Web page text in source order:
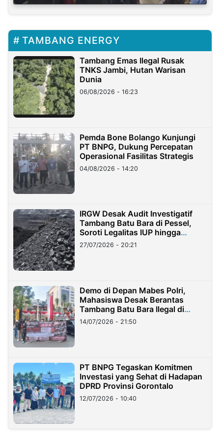
TAMBANG ENERGY
Tambang Emas Ilegal Rusak
TNKS Jambi, Hutan Warisan
Dunia
06/08/2026 - 16:23
Pemda Bone Bolango Kunjungi
PT BNPG, Dukung Percepatan
Operasional Fasilitas Strategis
04/08/2026 - 14:20
IRGW Desak Audit Investigatif
Tambang Batu Bara di Pessel,
Soroti Legalitas IUP hingga
Stockpile
27/07/2026 - 20:21
Demo di Depan Mabes Polri,
Mahasiswa Desak Berantas
Tambang Batu Bara Ilegal di
Lampung
14/07/2026 - 21:50
PT BNPG Tegaskan Komitmen
Investasi yang Sehat di Hadapan
DPRD Provinsi Gorontalo
12/07/2026 - 10:40